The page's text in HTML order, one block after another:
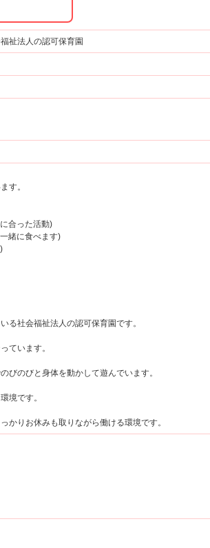
祉法人の認可保育園
す。
合った活動)
緒に食べます)
る社会福祉法人の認可保育園です。
ています。
びのびと身体を動かして遊んでいます。
境です。
かりお休みも取りながら働ける環境です。